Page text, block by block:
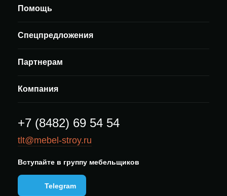
Помощь
Спецпредложения
Партнерам
Компания
+7 (8482) 69 54 54
tlt@mebel-stroy.ru
Вступайте в группу мебельщиков
Telegram